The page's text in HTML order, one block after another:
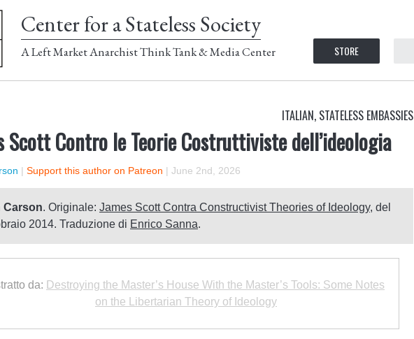
Center for a Stateless Society
A Left Market Anarchist Think Tank & Media Center STORE
ITALIAN, STATELESS EMBASSIES
Scott Contro le Teorie Costruttiviste dell’ideologia
| Support this author on Patreon | June 2nd, 2026
Carson. Originale: James Scott Contra Constructivist Theories of Ideology, del
2014. Traduzione di Enrico Sanna.
da: Destroying the Master’s House With the Master’s Tools: Some Notes
on the Libertarian Theory of Ideology